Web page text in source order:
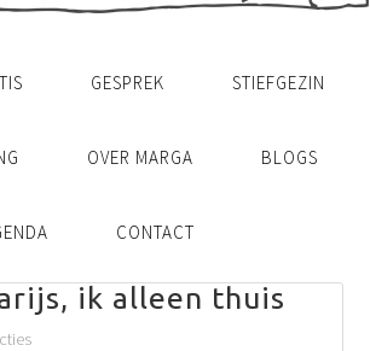
GESPREK STIEFGEZIN
OVER MARGA BLOGS
CONTACT
ik alleen thuis